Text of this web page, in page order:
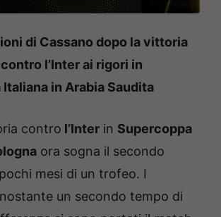
di Cassano dopo la vittoria
l’Inter ai rigori in
in Arabia Saudita
contro l’Inter in Supercoppa
ora sogna il secondo
mesi di un trofeo. I
un secondo tempo di